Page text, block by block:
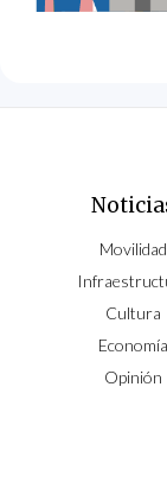
Movilidad
Cultura
Economía
Opinión